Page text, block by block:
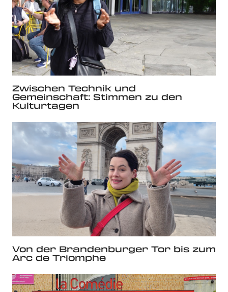
Zwischen Technik und
Gemeinschaft: Stimmen zu den
Kulturtagen
Von der Brandenburger Tor bis zum
Arc de Triomphe